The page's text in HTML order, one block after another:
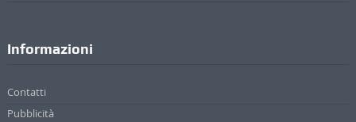
Informazioni
Contatti
Pubblicità